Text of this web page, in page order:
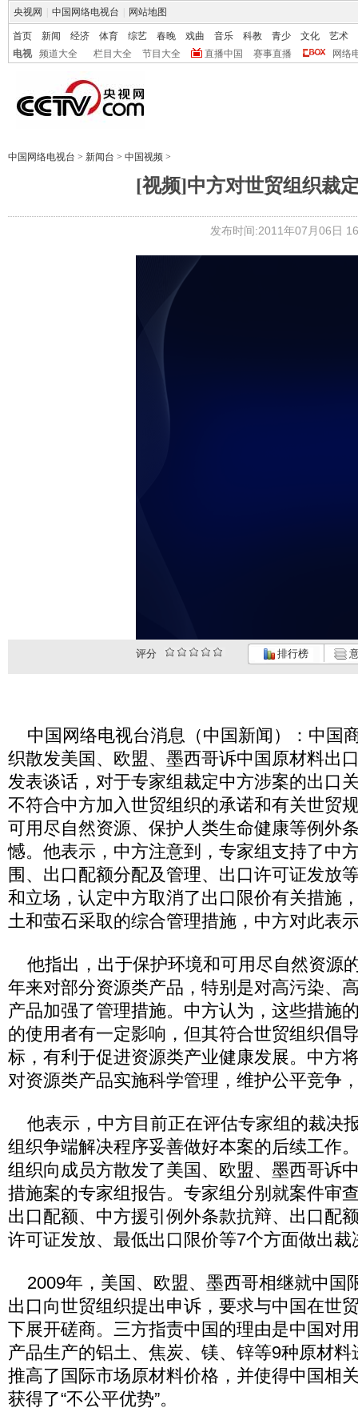
央视网 中国网络电视台 网站地图
首页 新闻 经济 体育 综艺 春晚 戏曲 音乐 科教 青少 文化
艺术
电视
频道大全 栏目大全 节目大全 直播中国 赛事直播 网络
中国网络电视台 > 新闻台 > 中国视频 >
[视频]中方对世贸组织裁
发布时间:2011年07月06日
评分 排行榜
中国网络电视台消息（中国新闻）：中国
织散发美国、欧盟、墨西哥诉中国原材料出
发表谈话，对于专家组裁定中方涉案的出口
不符合中方加入世贸组织的承诺和有关世贸
可用尽自然资源、保护人类生命健康等例外
憾。他表示，中方注意到，专家组支持了中
围、出口配额分配及管理、出口许可证发放
和立场，认定中方取消了出口限价有关措施
土和萤石采取的综合管理措施，中方对此表
他指出，出于保护环境和可用尽自然资源
年来对部分资源类产品，特别是对高污染、
产品加强了管理措施。中方认为，这些措施
的使用者有一定影响，但其符合世贸组织倡
标，有利于促进资源类产业健康发展。中方
对资源类产品实施科学管理，维护公平竞争
他表示，中方目前正在评估专家组的裁决
组织争端解决程序妥善做好本案的后续工作
组织向成员方散发了美国、欧盟、墨西哥诉
措施案的专家组报告。专家组分别就案件审
出口配额、中方援引例外条款抗辩、出口配
许可证发放、最低出口限价等7个方面做出裁
2009年，美国、欧盟、墨西哥相继就中国
出口向世贸组织提出申诉，要求与中国在世
下展开磋商。三方指责中国的理由是中国对
产品生产的铝土、焦炭、镁、锌等9种原材
推高了国际市场原材料价格，并使得中国相
获得了“不公平优势”。